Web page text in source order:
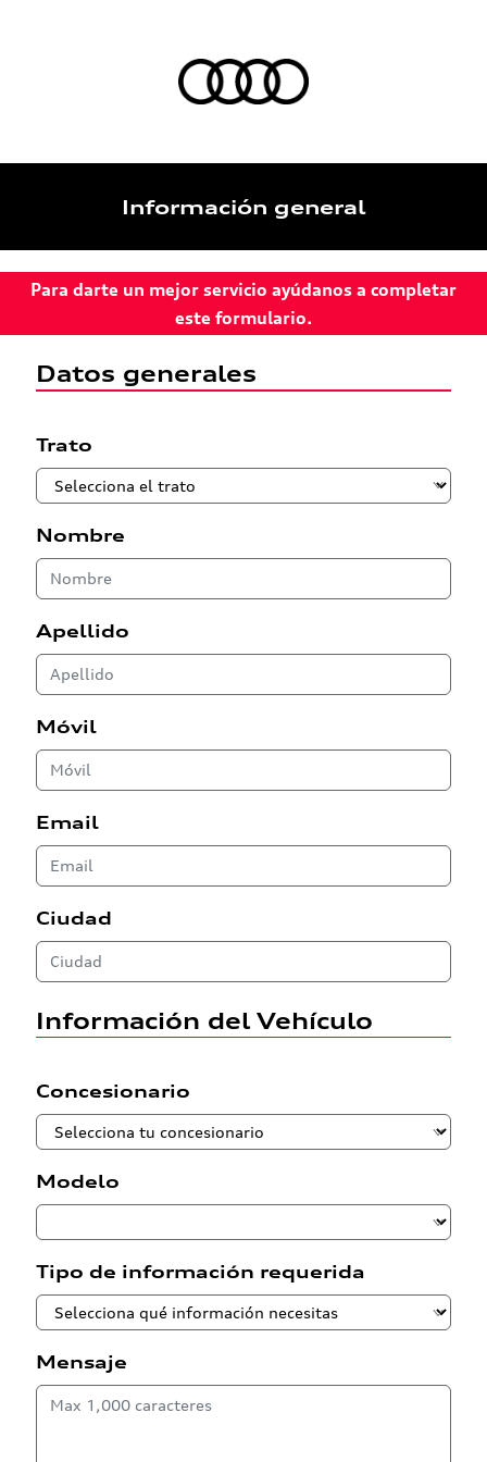
Información general
Para darte un mejor servicio ayúdanos a completar
este formulario.
Datos generales
Trato
Nombre
Apellido
Móvil
Email
Ciudad
Información del Vehículo
Concesionario
Modelo
Tipo de información requerida
Mensaje